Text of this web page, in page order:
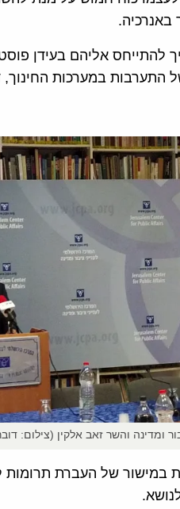
באנרכיה.
להתייחס אליהם בעידן
התערבות במערכות
ומדינה והשר זאב אלקין (צילום:
במישור של העברת